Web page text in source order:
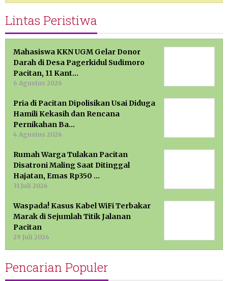
Lintas Peristiwa
Mahasiswa KKN UGM Gelar Donor
Darah di Desa Pagerkidul Sudimoro
Pacitan, 11 Kant…
6 Agustus 2026
Pria di Pacitan Dipolisikan Usai Diduga
Hamili Kekasih dan Rencana
Pernikahan Ba…
4 Agustus 2026
Rumah Warga Tulakan Pacitan
Disatroni Maling Saat Ditinggal
Hajatan, Emas Rp350 …
31 Juli 2026
Waspada! Kasus Kabel WiFi Terbakar
Marak di Sejumlah Titik Jalanan
Pacitan
29 Juli 2026
Pencarian Populer